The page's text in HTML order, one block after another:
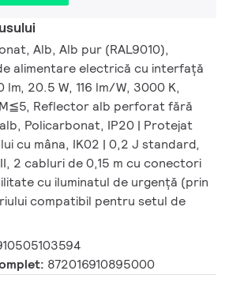
Alb, Alb pur (RAL9010),
alimentare electrică cu interfață
lm, 20.5 W, 116 lm/W, 3000 K,
Reflector alb perforat fără
Policarbonat, IP20 | Protejat
cu mâna, IK02 | 0,2 J standard,
2 cabluri de 0,15 m cu conectori
cu iluminatul de urgență (prin
compatibil pentru setul de
872016910895000